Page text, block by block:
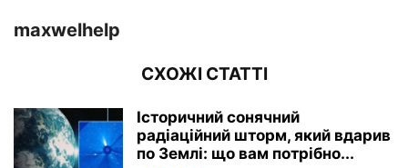
maxwelhelp
СХОЖІ СТАТТІ
Історичний сонячний
радіаційний шторм, який вдарив
по Землі: що вам потрібно...